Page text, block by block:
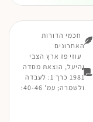
חכמי הדורות
האחרונים
עוזי פז ארץ הצבי
והיעל, הוצאת מסדה
1981 כרך 1: לעבדה
ולשמרה; עמ' 40-46: